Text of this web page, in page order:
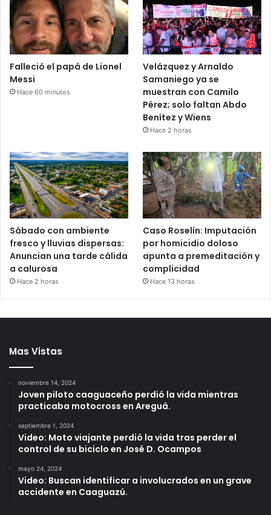
Falleció el papá de Lionel
Messi
Hace 60 minutos
Velázquez y Arnaldo
Samaniego ya se
muestran con Camilo
Pérez; solo faltan Abdo
Benítez y Wiens
Hace 2 horas
Sábado con ambiente
fresco y lluvias dispersas:
Anuncian una tarde cálida
a calurosa
Hace 2 horas
Caso Roselín: Imputación
por homicidio doloso
apunta a premeditación y
complicidad
Hace 13 horas
Mas Vistas
noviembre 14, 2024
Joven piloto caaguaceño perdió la vida mientras
practicaba motocross en Areguá.
septiembre 1, 2024
Video: Moto viajante perdió la vida tras perder el
control de su biciclo en José D. Ocampos
mayo 24, 2024
Video: Buscan identificar a involucrados en un grave
accidente en Caaguazú.